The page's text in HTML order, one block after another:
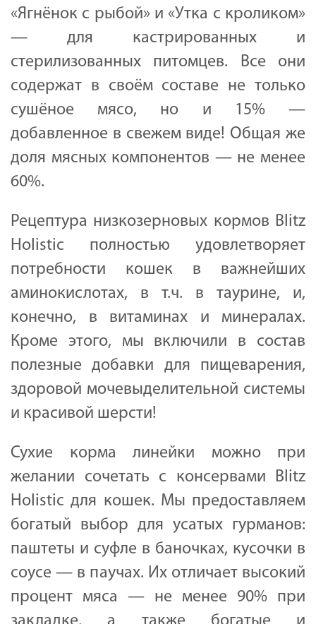
«Ягнёнок с рыбой» и «Утка с кроликом»
— для кастрированных и
стерилизованных питомцев. Все они
содержат в своём составе не только
сушёное мясо, но и 15% —
добавленное в свежем виде! Общая же
доля мясных компонентов — не менее
60%.
Рецептура низкозерновых кормов Blitz
Holistic полностью удовлетворяет
потребности кошек в важнейших
аминокислотах, в т.ч. в таурине, и,
конечно, в витаминах и минералах.
Кроме этого, мы включили в состав
полезные добавки для пищеварения,
здоровой мочевыделительной системы
и красивой шерсти!
Сухие корма линейки можно при
желании сочетать с консервами Blitz
Holistic для кошек. Мы предоставляем
богатый выбор для усатых гурманов:
паштеты и суфле в баночках, кусочки в
соусе — в паучах. Их отличает высокий
процент мяса — не менее 90% при